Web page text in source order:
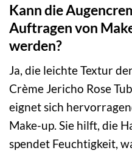
Kann die
Auftragen von
werden?
Ja, die leichte Textur
Crème Jericho Rose
eignet sich
Make-up. Sie hilft, die
spendet Feuchtigkeit,